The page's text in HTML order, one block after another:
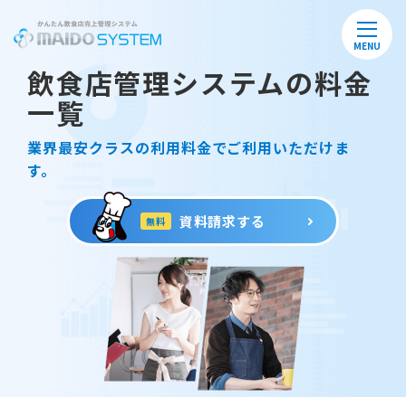
MENU
飲食店管理システムの料金
一覧
業界最安クラスの利用料金でご利用いただけま
す。
無料 資料請求する